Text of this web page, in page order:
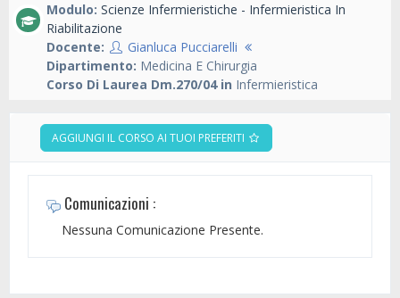
Modulo: Scienze Infermieristiche - Infermieristica In
Riabilitazione
Docente:
Gianluca Pucciarelli
Dipartimento: Medicina E Chirurgia
Corso Di Laurea Dm.270/04 in Infermieristica
AGGIUNGI IL CORSO AI TUOI PREFERITI
Comunicazioni :
Nessuna Comunicazione Presente.